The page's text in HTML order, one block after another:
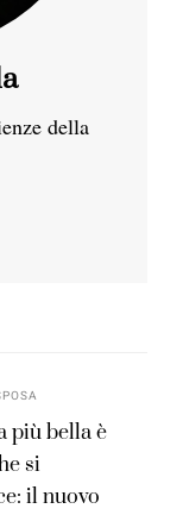
della
più bella è
si
il nuovo